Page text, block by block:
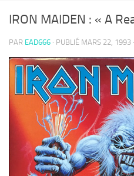
IRON MAIDEN : « A
PAR EAD666 · PUBLIÉ MARS 22, 1993